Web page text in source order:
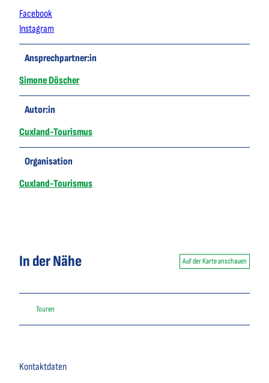
Facebook
Instagram
Ansprechpartner:in
Simone Döscher
Autor:in
Cuxland-Tourismus
Organisation
Cuxland-Tourismus
In der Nähe Auf der Karte anschauen
Touren
Kontaktdaten